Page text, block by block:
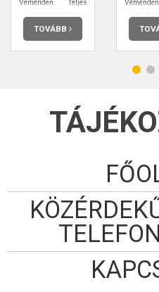
Véménden. Teljes
terjedelmében
elolvashatja.
TOVÁBB